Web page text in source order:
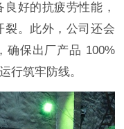
好的抗疲劳性能，
裂。此外，公司还会
确保出厂产品 100%
行筑牢防线。